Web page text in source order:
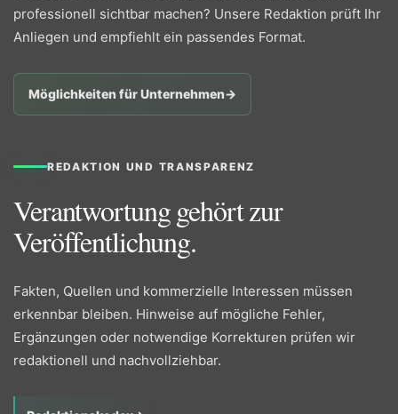
professionell sichtbar machen? Unsere Redaktion prüft Ihr
Anliegen und empfiehlt ein passendes Format.
Möglichkeiten für Unternehmen→
REDAKTION UND TRANSPARENZ
Verantwortung gehört zur
Veröffentlichung.
Fakten, Quellen und kommerzielle Interessen müssen
erkennbar bleiben. Hinweise auf mögliche Fehler,
Ergänzungen oder notwendige Korrekturen prüfen wir
redaktionell und nachvollziehbar.